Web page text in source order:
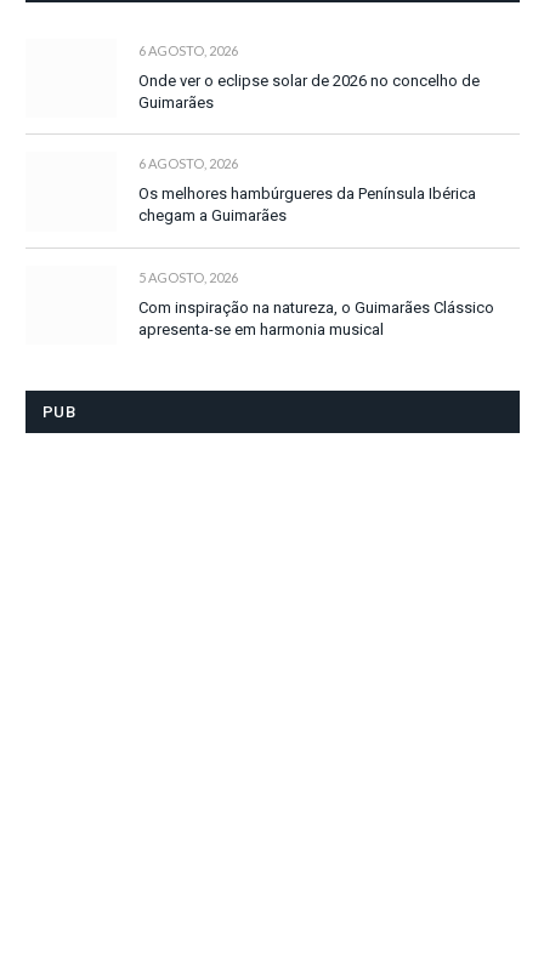
6 AGOSTO, 2026
Onde ver o eclipse solar de 2026 no concelho de
Guimarães
6 AGOSTO, 2026
Os melhores hambúrgueres da Península Ibérica
chegam a Guimarães
5 AGOSTO, 2026
Com inspiração na natureza, o Guimarães Clássico
apresenta-se em harmonia musical
PUB